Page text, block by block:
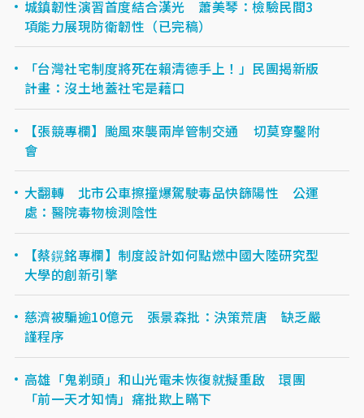
城鎮韌性演習首度結合漢光 蕭美琴：檢驗民間3
項能力展現防衛韌性（已完稿）
「台灣社宅制度將死在賴清德手上！」民團揭新版
計畫：沒土地蓋社宅是藉口
【張競專欄】颱風來襲兩岸管制交通 切莫穿鑿附
會
大翻轉 北市公車擦撞爆駕駛毒品快篩陽性 公運
處：醫院毒物檢測陰性
【蔡鎤銘專欄】制度設計如何點燃中國大陸研究型
大學的創新引擎
慈濟被騙逾10億元 張景森批：決策荒唐 缺乏嚴
謹程序
高雄「鬼剃頭」和山光電未恢復就擬重啟 環團
「前一天才知情」痛批欺上瞞下